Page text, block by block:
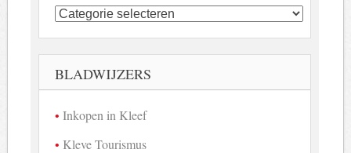
Kleefse
bedrijven
in
beeld
BLADWIJZERS
Inkopen in Kleef
Kleve Tourismus